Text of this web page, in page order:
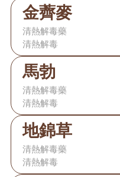
金薺麥
清熱解毒藥
清熱解毒
馬勃
清熱解毒藥
清熱解毒
地錦草
清熱解毒藥
清熱解毒